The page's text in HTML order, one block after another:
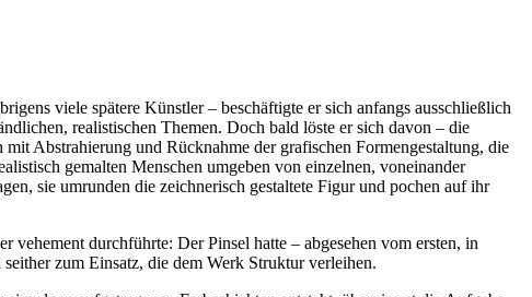
viele spätere Künstler – beschäftigte er sich anfangs ausschließlich
realistischen Themen. Doch bald löste er sich davon – die
Abstrahierung und Rücknahme der grafischen Formengestaltung, die
gemalten Menschen umgeben von einzelnen, voneinander
sie umrunden die zeichnerisch gestaltete Figur und pochen auf ihr
durchführte: Der Pinsel hatte – abgesehen vom ersten, in
zum Einsatz, die dem Werk Struktur verleihen.